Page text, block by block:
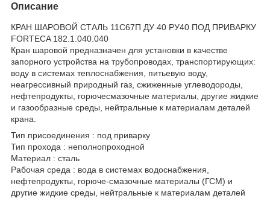
Описание
КРАН ШАРОВОЙ СТАЛЬ 11С67П ДУ 40 РУ40 ПОД ПРИВАРКУ
FORTECA 182.1.040.040
Кран шаровой предназначен для установки в качестве
запорного устройства на трубопроводах, транспортирующих:
воду в системах теплоснабжения, питьевую воду,
неагрессивный природный газ, сжиженные углеводороды,
нефтепродукты, горючесмазочные материалы, другие жидкие
и газообразные среды, нейтральные к материалам деталей
крана.
Тип присоединения : под приварку
Тип прохода : неполнопроходной
Материал : сталь
Рабочая среда : вода в системах водоснабжения,
нефтепродукты, горюче-смазочные материалы (ГСМ) и
другие жидкие среды, нейтральные к материалам деталей